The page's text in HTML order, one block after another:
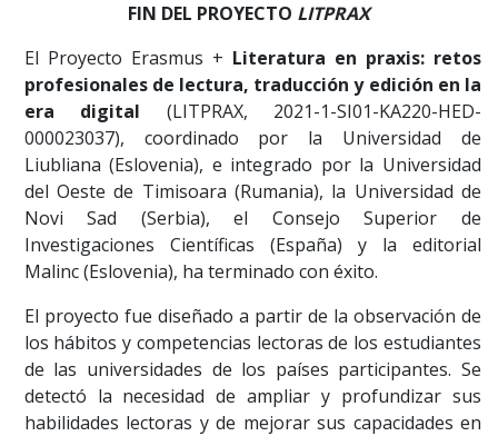
FIN DEL PROYECTO LITPRAX
El Proyecto Erasmus + Literatura en praxis: retos
profesionales de lectura, traducción y edición en la
era digital (LITPRAX, 2021-1-SI01-KA220-HED-
000023037), coordinado por la Universidad de
Liubliana (Eslovenia), e integrado por la Universidad
del Oeste de Timisoara (Rumania), la Universidad de
Novi Sad (Serbia), el Consejo Superior de
Investigaciones Científicas (España) y la editorial
Malinc (Eslovenia), ha terminado con éxito.
El proyecto fue diseñado a partir de la observación de
los hábitos y competencias lectoras de los estudiantes
de las universidades de los países participantes. Se
detectó la necesidad de ampliar y profundizar sus
habilidades lectoras y de mejorar sus capacidades en